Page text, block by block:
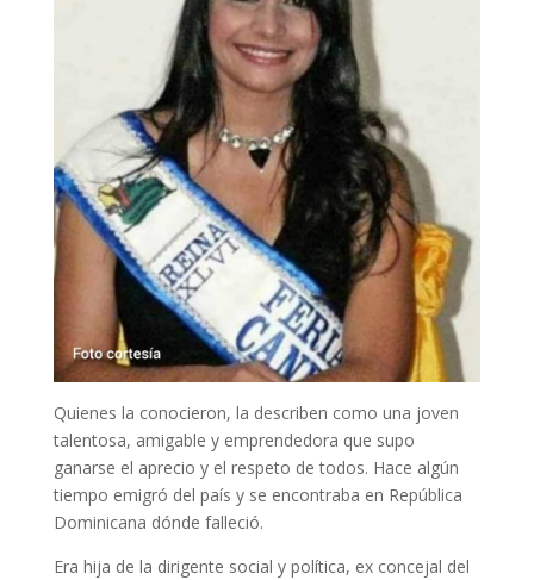
Quienes la conocieron, la describen como una joven
talentosa, amigable y emprendedora que supo
ganarse el aprecio y el respeto de todos. Hace algún
tiempo emigró del país y se encontraba en República
Dominicana dónde falleció.
Era hija de la dirigente social y política, ex concejal del